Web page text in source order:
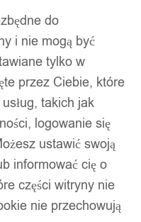
do
i nie mogą być
tylko w
przez Ciebie, które
takich jak
logowanie się
ustawić swoją
informować cię o
części witryny nie
nie przechowują